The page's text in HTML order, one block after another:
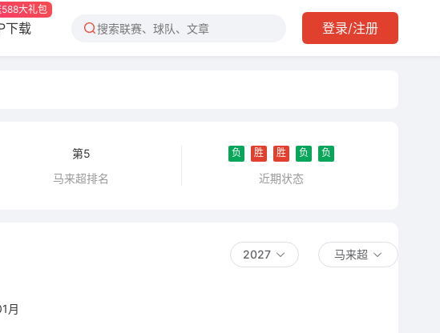
下载
大礼包
登录/注册
第5
马来超排名
负 胜 胜 负 负
近期状态
2027 马来超
月